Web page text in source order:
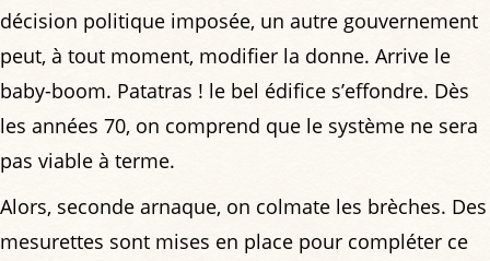
décision politique imposée, un autre gouvernement
peut, à tout moment, modifier la donne. Arrive le
baby-boom. Patatras ! le bel édifice s’effondre. Dès
les années 70, on comprend que le système ne sera
pas viable à terme.
Alors, seconde arnaque, on colmate les brèches. Des
mesurettes sont mises en place pour compléter ce